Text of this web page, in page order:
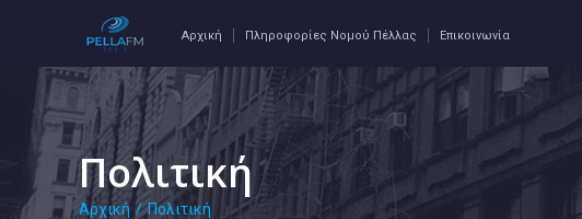
Αρχική Πληροφορίες Νομού Πέλλας Επικοινωνία
Πολιτική
Αρχική / Πολιτική